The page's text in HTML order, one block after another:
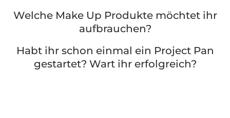
Welche Make Up Produkte möchtet ihr
aufbrauchen?
Habt ihr schon einmal ein Project Pan
gestartet? Wart ihr erfolgreich?